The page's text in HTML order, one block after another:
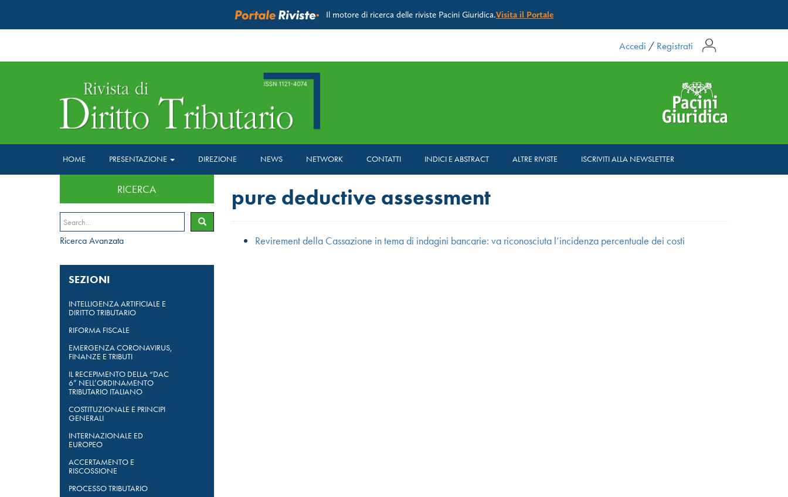
Il motore di ricerca delle riviste Pacini Giuridica.Visita il Portale
Accedi / Registrati
HOME PRESENTAZIONE DIREZIONE NEWS NETWORK CONTATTI INDICI E ABSTRACT ALTRE RIVISTE ISCRIVITI ALLA NEWSLETTER
pure deductive assessment
Revirement della Cassazione in tema di indagini bancarie: va riconosciuta l’incidenza percentuale dei costi
RICERCA
Ricerca Avanzata
SEZIONI
INTELLIGENZA ARTIFICIALE E
DIRITTO TRIBUTARIO
RIFORMA FISCALE
EMERGENZA CORONAVIRUS,
FINANZE E TRIBUTI
IL RECEPIMENTO DELLA “DAC
6” NELL’ORDINAMENTO
TRIBUTARIO ITALIANO
COSTITUZIONALE E PRINCIPI
GENERALI
INTERNAZIONALE ED
EUROPEO
ACCERTAMENTO E
RISCOSSIONE
PROCESSO TRIBUTARIO